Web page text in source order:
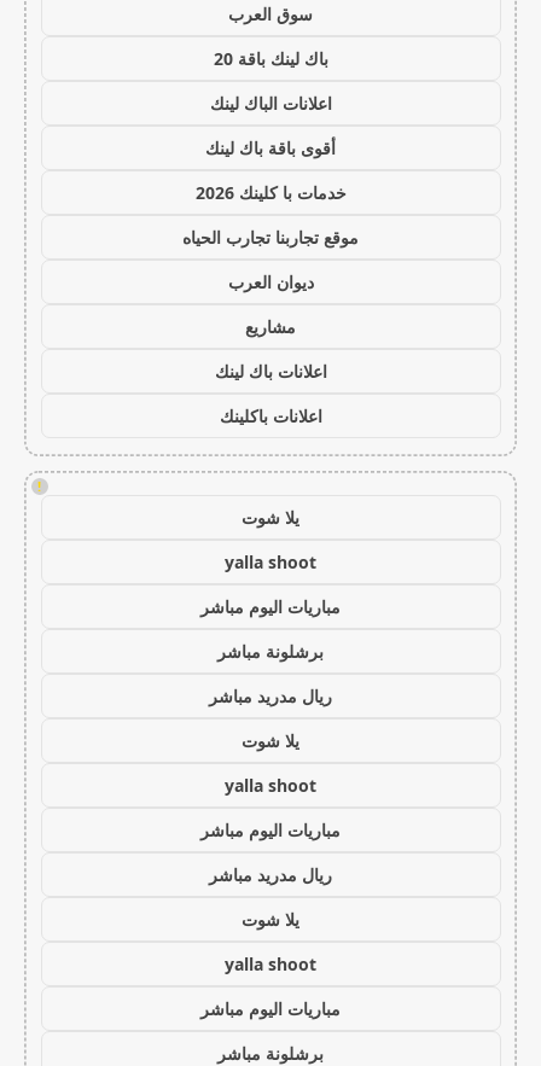
سوق العرب
باك لينك باقة 20
اعلانات الباك لينك
أقوى باقة باك لينك
خدمات با كلينك 2026
موقع تجاربنا تجارب الحياه
ديوان العرب
مشاريع
اعلانات باك لينك
اعلانات باكلينك
!
يلا شوت
yalla shoot
مباريات اليوم مباشر
برشلونة مباشر
ريال مدريد مباشر
يلا شوت
yalla shoot
مباريات اليوم مباشر
ريال مدريد مباشر
يلا شوت
yalla shoot
مباريات اليوم مباشر
برشلونة مباشر